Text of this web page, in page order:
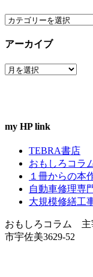
カ
ゴ
ー
アーカイブ
ア
my HP link
TEBRA書店
おもしろコラ
１冊からの本
自動車修理専
大規模修繕工
おもしろコラム 主
市宇佐美3629-52